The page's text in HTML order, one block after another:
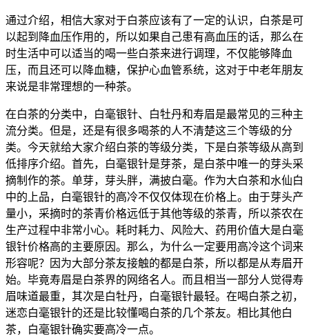
通过介绍，相信大家对于白茶应该有了一定的认识，白茶是可
以起到降血压作用的，所以如果自己患有高血压的话，那么在
时生活中可以适当的喝一些白茶来进行调理，不仅能够降血
压，而且还可以降血糖，保护心血管系统，这对于中老年朋友
来说是非常理想的一种茶。
在白茶的分类中，白毫银针、白牡丹和寿眉是最常见的三种主
流分类。但是，还是有很多喝茶的人不清楚这三个等级的分
类。今天就给大家介绍白茶的等级分类，下是白茶等级从高到
低排序介绍。首先，白毫银针是芽茶，是白茶中唯一的芽头采
摘制作的茶。单芽，芽头胖，满披白毫。作为大白茶和水仙白
中的上品，白毫银针的高冷不仅仅体现在价格上。由于芽头产
量小，采摘时的茶青价格远低于其他等级的茶青，所以茶农在
生产过程中非常小心。耗时耗力、风险大、药用价值大是白毫
银针价格高的主要原因。那么，为什么一定要用高冷这个词来
形容呢？因为大部分茶友接触的都是白茶，所以都是从寿眉开
始。毕竟寿眉是白茶界的网络名人。而且相当一部分人觉得寿
眉味道最重，其次是白牡丹，白毫银针最轻。在喝白茶之初，
迷恋白毫银针的还是比较懂喝白茶的几个茶友。相比其他白
茶，白毫银针确实要高冷一点。